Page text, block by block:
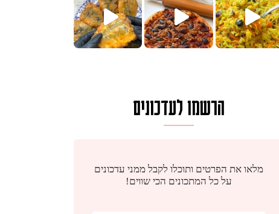
הרשמו לעדכונים